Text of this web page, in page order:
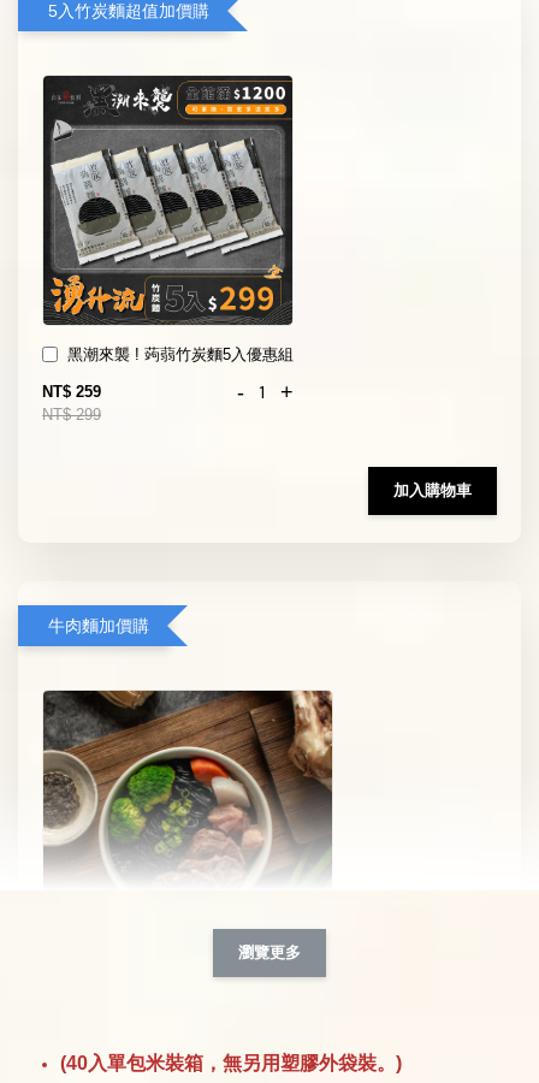
5入竹炭麵超值加價購
黑潮來襲 ! 蒟蒻竹炭麵5入優惠組
NT$ 259
NT$ 299
- +
加入購物車
牛肉麵加價購
NT$ 499
- +
瀏覽更多
(40入單包米裝箱，無另用塑膠外袋裝。)